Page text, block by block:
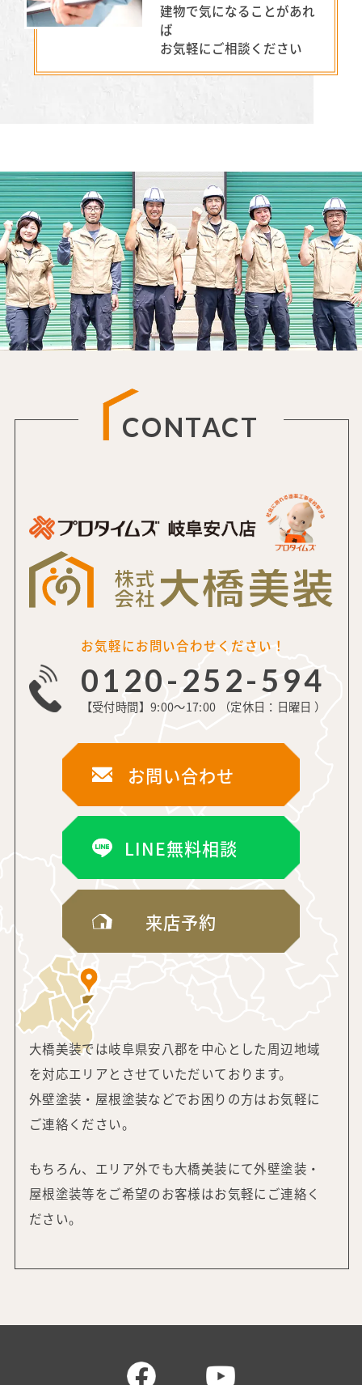
建物で気になることがあれ
ば
お気軽にご相談ください
CONTACT
お気軽にお問い合わせください！
0120-252-594
【受付時間】9:00～17:00 （定休日：日曜日 ）
お問い合わせ
LINE無料相談
来店予約
大橋美装では岐阜県安八郡を中心とした周辺地域
を対応エリアと させていただいております。
外壁塗装・屋根塗装などでお困りの方はお気軽に
ご連絡ください。
もちろん、エリア外でも大橋美装にて外壁塗装・
屋根塗装等をご希望のお客様はお気軽にご連絡く
ださい。